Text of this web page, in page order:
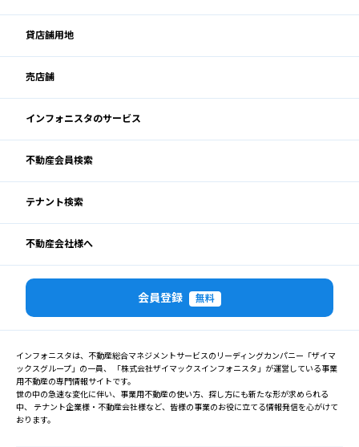
貸店舗用地
売店舗
インフォニスタのサービス
不動産会員検索
テナント検索
不動産会社様へ
会員登録 無料
インフォニスタは、不動産総合マネジメントサービスのリーディングカンパニー「ザイマ
ックスグループ」の一員、 「株式会社ザイマックスインフォニスタ」が運営している事業
用不動産の専門情報サイトです。
世の中の急速な変化に伴い、事業用不動産の使い方、探し方にも新たな形が求められる
中、 テナント企業様・不動産会社様など、皆様の事業のお役に立てる情報発信を心がけて
おります。